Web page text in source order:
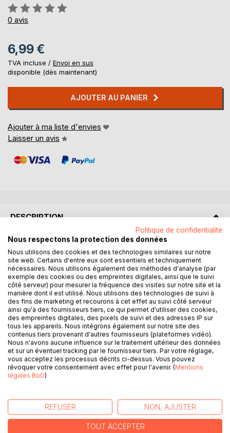
Évaluation:
0%
0 avis
6,99 €
TVA incluse / Envoi en sus
disponible (dès maintenant)
AJOUTER AU PANIER
Ajouter à ma liste d'envies
Laisser un avis
DESCRIPTION
Décryptez L'Étranger avec l'analyse de Paideia éducation !
Que faut-il retenir de ce roman d'Albert Camus ? Retrouvez
tout ce que vous devez savoir de ce chef-d'œuvre de la
littérature française dans une analyse de référence pour
comprendre rapidement le sens de l'œuvre. Rédigée de
manière claire et accessible, cette fiche de lecture
propose notamment un résumé, une étude des thèmes
principaux, des clés de lecture et des pistes de réflexion.
Une analyse littéraire complète et détaillée pour mieux lire
et comprendre le livre !
bien pour les passionnés de littérature que pour les
lycéens, Paideia éducation est une référence en matière
d'analyses littéraires. Celles-ci ont été conçues pour vous
guider à travers la lecture des œuvres, ainsi que pour vous
Politique de confidentialité
Nous respectons la protection des données
Nous utilisons des cookies et des technologies similaires sur notre
site web. Certains d'entre eux sont essentiels et techniquement
nécessaires. Nous utilisons également des méthodes d'analyse (par
exemple des cookies ou des empreintes digitales, ainsi que le suivi
côté serveur) pour mesurer la fréquence des visites sur notre site et la
manière dont il est utilisé. Nous utilisons des technologies de suivi à
des fins de marketing et recourons à cet effet au suivi côté serveur
ainsi qu'à des fournisseurs tiers, ce qui permet d'utiliser des cookies,
des empreintes digitales, des pixels de suivi et des adresses IP sur
tous les appareils. Nous intégrons également sur notre site des
contenus tiers provenant d'autres fournisseurs (plateformes vidéo).
Nous n'avons aucune influence sur le traitement ultérieur des données
et sur un éventuel tracking par le fournisseur tiers. Par votre réglage,
vous acceptez les processus décrits ci-dessus. Vous pouvez
révoquer votre consentement avec effet pour l'avenir. (Mentions
légales BoD)
REFUSER NON, AJUSTER
TOUT ACCEPTER